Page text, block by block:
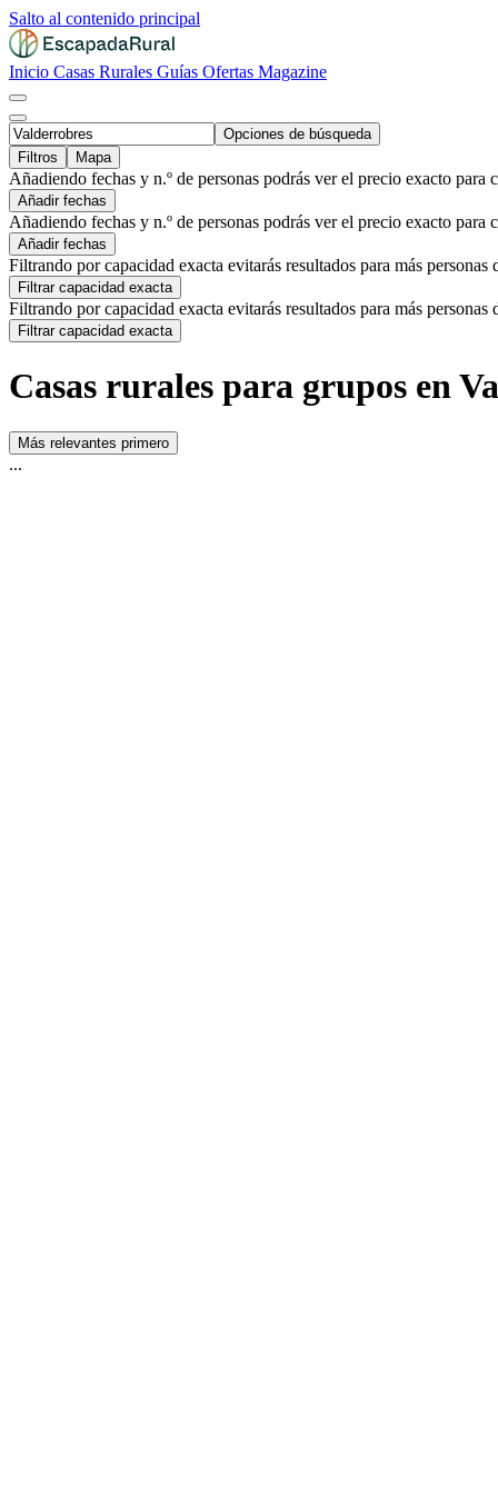
Salto al contenido principal
Inicio Casas Rurales Guías Ofertas Magazine
Opciones de búsqueda
Filtros
Mapa
Añadiendo fechas y n.º de personas podrás ver el precio exacto para
Añadir fechas
Añadiendo fechas y n.º de personas podrás ver el precio exacto para
Añadir fechas
Filtrando por capacidad exacta evitarás resultados para más personas
Filtrar capacidad exacta
Filtrando por capacidad exacta evitarás resultados para más personas
Filtrar capacidad exacta
Casas rurales para grupos en
Más relevantes primero
...